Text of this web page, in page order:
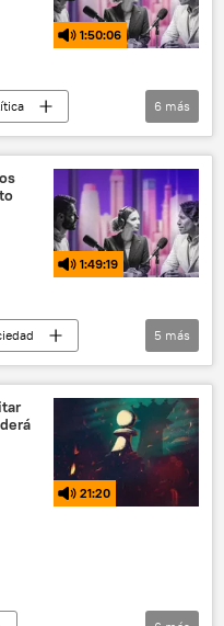
1:50:06
Marruecos
6 más
1:49:19
5 más
21:20